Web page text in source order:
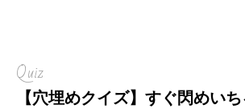
Quiz
【穴埋めクイズ】すぐ閃めい